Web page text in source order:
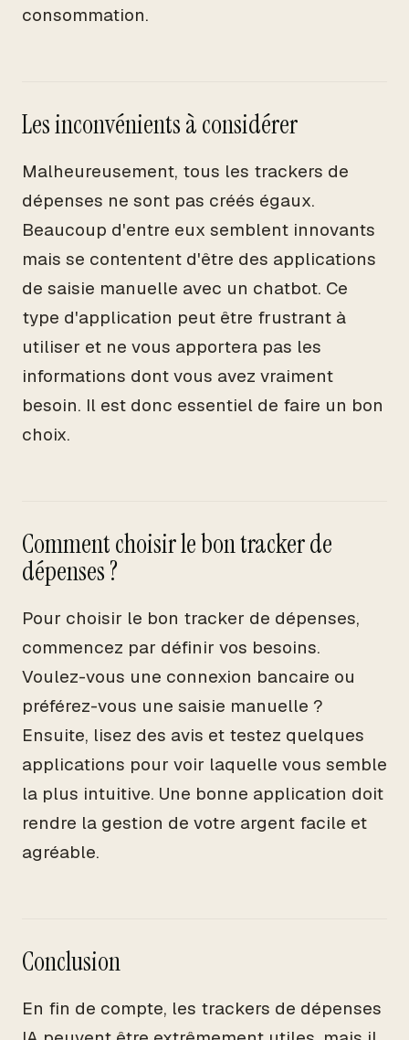
consommation.
Les inconvénients à considérer
Malheureusement, tous les trackers de
dépenses ne sont pas créés égaux.
Beaucoup d'entre eux semblent innovants
mais se contentent d'être des applications
de saisie manuelle avec un chatbot. Ce
type d'application peut être frustrant à
utiliser et ne vous apportera pas les
informations dont vous avez vraiment
besoin. Il est donc essentiel de faire un bon
choix.
Comment choisir le bon tracker de
dépenses ?
Pour choisir le bon tracker de dépenses,
commencez par définir vos besoins.
Voulez-vous une connexion bancaire ou
préférez-vous une saisie manuelle ?
Ensuite, lisez des avis et testez quelques
applications pour voir laquelle vous semble
la plus intuitive. Une bonne application doit
rendre la gestion de votre argent facile et
agréable.
Conclusion
En fin de compte, les trackers de dépenses